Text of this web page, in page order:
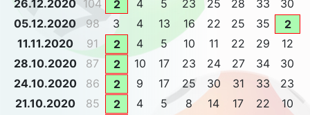
26.12.2020 104 2 4 5 23 25 28 33
30
05.12.2020
98 3 4 13 16 22 25 35
2
11.11.2020
91 2 4 5 10 11 22 29
12
28.10.2020
87 2 10 17 23 24 27 34
30
24.10.2020
86 2 9 17 25 30 31 33
23
21.10.2020
85 2 4 5 8 14 17 22
10